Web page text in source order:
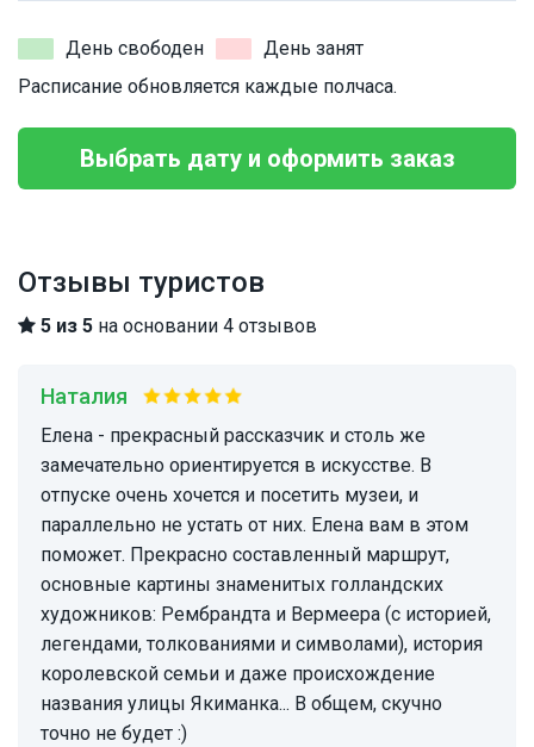
День свободен
День занят
Расписание обновляется каждые полчаса.
Выбрать дату и оформить заказ
Отзывы туристов
5 из 5 на основании 4 отзывов
Наталия
Елена - прекрасный рассказчик и столь же
замечательно ориентируется в искусстве. В
отпуске очень хочется и посетить музеи, и
параллельно не устать от них. Елена вам в этом
поможет. Прекрасно составленный маршрут,
основные картины знаменитых голландских
художников: Рембрандта и Вермеера (с историей,
легендами, толкованиями и символами), история
королевской семьи и даже происхождение
названия улицы Якиманка... В общем, скучно
точно не будет :)